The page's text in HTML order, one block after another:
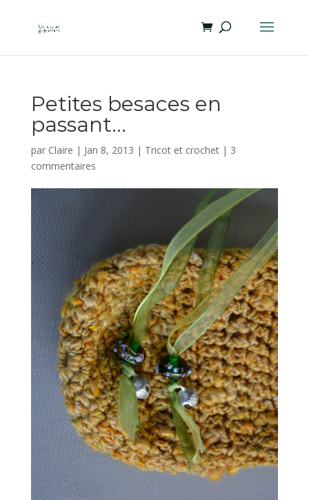
Petites besaces en
passant…
par Claire | Jan 8, 2013 | Tricot et crochet| 3
commentaires